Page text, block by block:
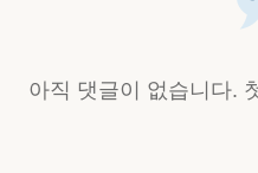
아직 댓글이 없습니다.